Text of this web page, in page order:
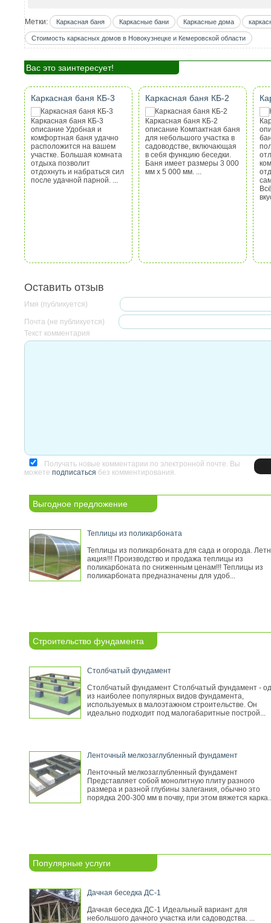
Метки: Каркасная баня Каркасные бани Каркасные дома
Стоимость каркасных домов в Новокузнецке и Кемеровской области
Вас это заинтересует!
Каркасная баня КБ-3
Каркасная баня КБ-3
описание Удобная и
комфортная баня удачно
расположится на вашем
участке. Большая комната
отдыха позволит
отдохнуть и набраться сил
после удачной парной. ...
Каркасная баня КБ-2
Каркасная баня КБ-2
описание Компактная баня
для небольшого участка в
садоводстве, включающая
в себя функцию беседки.
Баня имеет размеры 3 000
мм х 5 000 мм. ...
Оставить отзыв
Имя (публикуется)
Почта (не публикуется)
Текст комментария
Получать новые комментарии по электронной почте. Вы
можете подписаться без комментирования.
Выгодное предложение
Теплицы из поликарбоната
Теплицы из поликарбоната для сада и огорода.
акция!!! Производство и продажа теплицы из
поликарбоната по сниженным ценам!!! Теплицы из
поликарбоната предназначены для удоб...
Строительство фундамента
Столбчатый фундамент
Столбчатый фундамент Столбчатый фундамент -
из наиболее популярных видов фундамента,
используемых в малоэтажном строительстве. Он
идеально подходит под малогабаритные построй...
Ленточный мелкозаглубленный фундамент
Ленточный мелкозаглубленный фундамент
Представляет собой монолитную плиту разного
размера и разной глубины залегания, обычно это
порядка 200-300 мм в почву, при этом вяжется
Популярные услуги
Дачная беседка ДС-1
Дачная беседка ДС-1 Идеальный вариант для
небольшого дачного участка или садоводства. ...